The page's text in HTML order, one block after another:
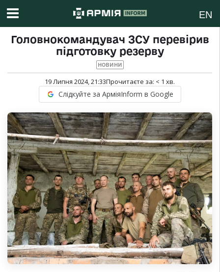
EN
Головнокомандувач ЗСУ перевірив
підготовку резерву
НОВИНИ
19 Липня 2024, 21:33Прочитаєте за: < 1 хв.
Слідкуйте за АрміяInform в Google